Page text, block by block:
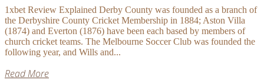
1xbet Review Explained Derby County was founded as a branch of
the Derbyshire County Cricket Membership in 1884; Aston Villa
(1874) and Everton (1876) have been each based by members of
church cricket teams. The Melbourne Soccer Club was founded the
following year, and Wills and...
Read More